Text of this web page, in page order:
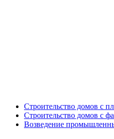
Строительство домов с
Строительство домов с
Возведение